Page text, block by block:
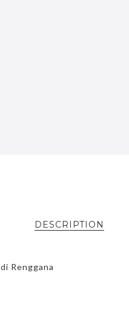
DESCRIPTION
Renggana